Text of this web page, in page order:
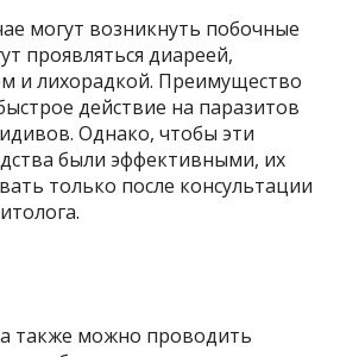
могут возникнуть побочные
проявляться диареей,
и лихорадкой. Преимущество
действие на паразитов
Однако, чтобы эти
были эффективными, их
только после консультации
также можно проводить